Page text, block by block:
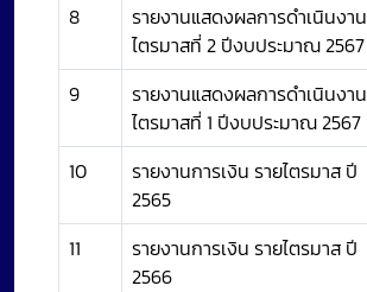
8
รายงานแสดงผลการดำเนินงาน
ไตรมาสที่ 2 ปีงบประมาณ 2567
9
รายงานแสดงผลการดำเนินงาน
ไตรมาสที่ 1 ปีงบประมาณ 2567
10
รายงานการเงิน รายไตรมาส ปี
2565
11
รายงานการเงิน รายไตรมาส ปี
2566